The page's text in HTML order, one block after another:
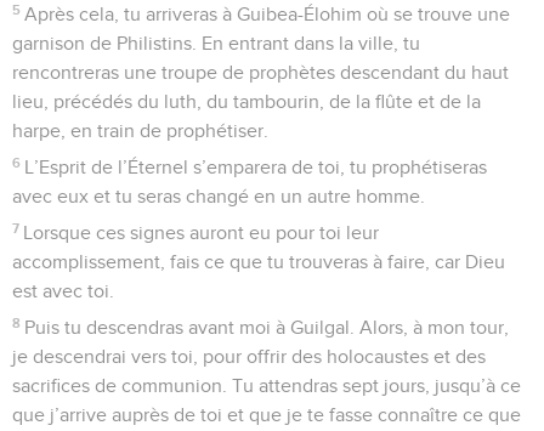
5 Après cela, tu arriveras à Guibea-Élohim où se trouve une
garnison de Philistins. En entrant dans la ville, tu
rencontreras une troupe de prophètes descendant du haut
lieu, précédés du luth, du tambourin, de la flûte et de la
harpe, en train de prophétiser.
6 L’Esprit de l’Éternel s’emparera de toi, tu prophétiseras
avec eux et tu seras changé en un autre homme.
7 Lorsque ces signes auront eu pour toi leur
accomplissement, fais ce que tu trouveras à faire, car Dieu
est avec toi.
8 Puis tu descendras avant moi à Guilgal. Alors, à mon tour,
je descendrai vers toi, pour offrir des holocaustes et des
sacrifices de communion. Tu attendras sept jours, jusqu’à ce
que j’arrive auprès de toi et que je te fasse connaître ce que